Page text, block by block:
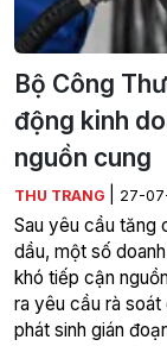
Bộ Công
động kinh
nguồn cung
THU TRANG 27-
Sau yêu cầu tăng
dầu, một số
khó tiếp cận
ra yêu cầu rà
phát sinh gián